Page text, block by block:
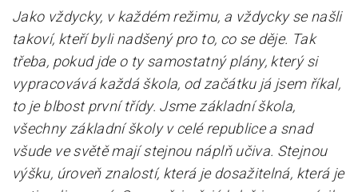
Jako vždycky, v každém režimu, a vždycky se našli
takoví, kteří byli nadšený pro to, co se děje. Tak
třeba, pokud jde o ty samostatný plány, který si
vypracovává každá škola, od začátku já jsem říkal,
to je blbost první třídy. Jsme základní škola,
všechny základní školy v celé republice a snad
všude ve světě mají stejnou náplň učiva. Stejnou
výšku, úroveň znalostí, která je dosažitelná, která je